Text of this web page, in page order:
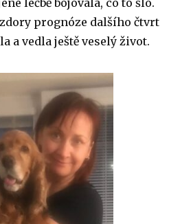
léčbě bojovala, co to šlo.
prognóze dalšího čtvrt
a vedla ještě veselý život.